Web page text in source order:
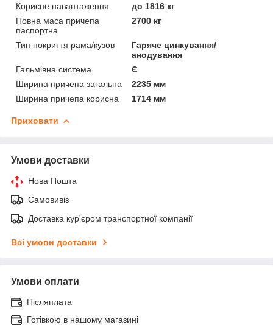
Корисне навантаження
до 1816 кг
Повна маса причепа
паспортна
2700 кг
Тип покриття рама/кузов
Гаряче цинкування/
анодування
Гальмівна система
Є
Ширина причепа загальна
2235 мм
Ширина причепа корисна
1714 мм
Приховати
Умови доставки
Нова Пошта
Самовивіз
Доставка кур'єром транспортної компанії
Всі умови доставки
Умови оплати
Післяплата
Готівкою в нашому магазині